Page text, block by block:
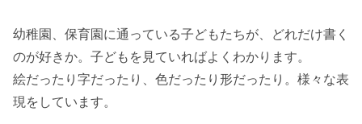
幼稚園、保育園に通っている子どもたちが、どれだけ書く
のが好きか。子どもを見ていればよくわかります。
絵だったり字だったり、色だったり形だったり。様々な表
現をしています。